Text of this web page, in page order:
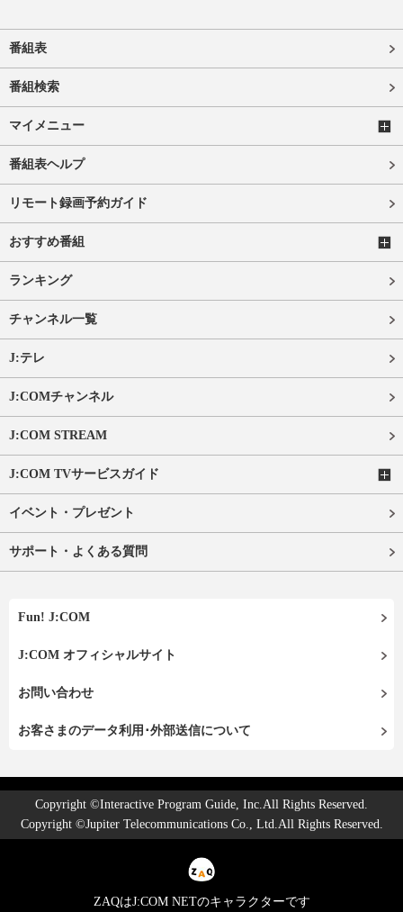
番組表
番組検索
マイメニュー
番組表ヘルプ
リモート録画予約ガイド
おすすめ番組
ランキング
チャンネル一覧
J:テレ
J:COMチャンネル
J:COM STREAM
J:COM TVサービスガイド
イベント・プレゼント
サポート・よくある質問
Fun! J:COM
J:COM オフィシャルサイト
お問い合わせ
お客さまのデータ利用･外部送信について
Copyright ©Interactive Program Guide, Inc.All Rights Reserved.
Copyright ©Jupiter Telecommunications Co., Ltd.All Rights Reserved.
ZAQはJ:COM NETのキャラクターです